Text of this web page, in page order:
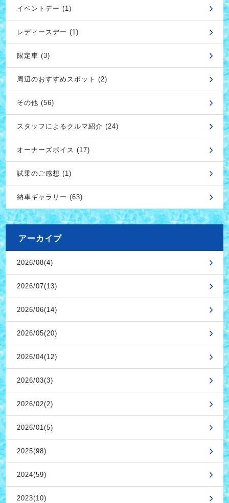
イベントデー (1)
レディースデー (1)
限定車 (3)
周辺のおすすめスポット (2)
その他 (56)
スタッフによるクルマ紹介 (24)
オーナーズボイス (17)
試乗のご感想 (1)
納車ギャラリー (63)
アーカイブ
2026/08(4)
2026/07(13)
2026/06(14)
2026/05(20)
2026/04(12)
2026/03(3)
2026/02(2)
2026/01(5)
2025(98)
2024(59)
2023(10)